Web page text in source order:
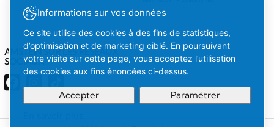
AMSTEIN SUR LES RÉSEAUX
SOCIAUX
Informations sur vos données
Ce site utilise des cookies à des fins de statistiques,
d’optimisation et de marketing ciblé. En poursuivant
votre visite sur cette page, vous acceptez l’utilisation
des cookies aux fins énoncées ci-dessus.
Accepter Paramétrer